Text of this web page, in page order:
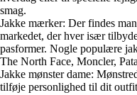
smag.
Jakke mærker: Der findes
markedet, der hver især
pasformer. Nogle populære
The North Face, Moncler,
Jakke mønster dame:
tilføje personlighed til dit